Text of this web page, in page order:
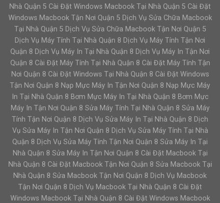
Nhà Quận 5 Cài Đặt Windows Macbook Tại Nhà Quận 5 Cài Đặt
Windows Macbook Tận Nơi Quận 5 Dịch Vụ Sửa Chữa Macbook
Tại Nhà Quận 5 Dịch Vụ Sửa Chữa Macbook Tận Nơi Quận 5
Dịch Vụ Máy Tính Tại Nhà Quận 8 Dịch Vụ Máy Tính Tận Nơi
Quận 8 Dịch Vụ Máy In Tại Nhà Quận 8 Dịch Vụ Máy In Tận Nơi
Quận 8 Cài Đặt Máy Tính Tại Nhà Quận 8 Cài Đặt Máy Tính Tận
Nơi Quận 8 Cài Đặt Windows Tại Nhà Quận 8 Cài Đặt Windows
Tận Nơi Quận 8 Nạp Mực Máy In Tận Nơi Quận 8 Nạp Mực Máy
In Tại Nhà Quận 8 Bơm Mực Máy In Tại Nhà Quận 8 Bơm Mực
Máy In Tận Nơi Quận 8 Sửa Máy Tính Tại Nhà Quận 8 Sửa Máy
Tính Tận Nơi Quận 8 Dịch Vụ Sửa Máy In Tại Nhà Quận 8 Dịch
Vụ Sửa Máy In Tận Nơi Quận 8 Dịch Vụ Sửa Máy Tính Tại Nhà
Quận 8 Dịch Vụ Sửa Máy Tính Tận Nơi Quận 8 Sửa Máy In Tại
Nhà Quận 8 Sửa Máy In Tận Nơi Quận 8 Cài Đặt Macbook Tại
Nhà Quận 8 Cài Đặt Macbook Tận Nơi Quận 8 Sửa Macbook Tại
Nhà Quận 8 Sửa Macbook Tận Nơi Quận 8 Dịch Vụ Macbook
Tận Nơi Quận 8 Dịch Vụ Macbook Tại Nhà Quận 8 Cài Đặt
Windows Macbook Tại Nhà Quận 8 Cài Đặt Windows Macbook